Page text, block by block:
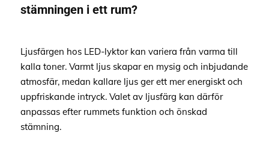
stämningen i ett rum?
Ljusfärgen hos LED-lyktor kan variera från varma till
kalla toner. Varmt ljus skapar en mysig och inbjudande
atmosfär, medan kallare ljus ger ett mer energiskt och
uppfriskande intryck. Valet av ljusfärg kan därför
anpassas efter rummets funktion och önskad
stämning.